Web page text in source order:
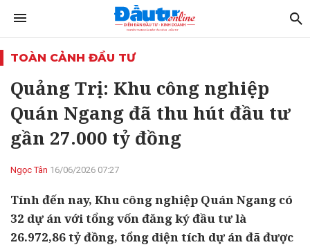
TOÀN CẢNH ĐẦU TƯ
Quảng Trị: Khu công nghiệp
Quán Ngang đã thu hút đầu tư
gần 27.000 tỷ đồng
Ngọc Tân 16/06/2026 07:27
Tính đến nay, Khu công nghiệp Quán Ngang có
32 dự án với tổng vốn đăng ký đầu tư là
26.972,86 tỷ đồng, tổng diện tích dự án đã được